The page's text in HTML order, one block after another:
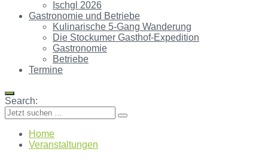
Ischgl 2026
Gastronomie und Betriebe
Kulinarische 5-Gang Wanderung
Die Stockumer Gasthof-Expedition
Gastronomie
Betriebe
Termine
Search:
Home
Veranstaltungen